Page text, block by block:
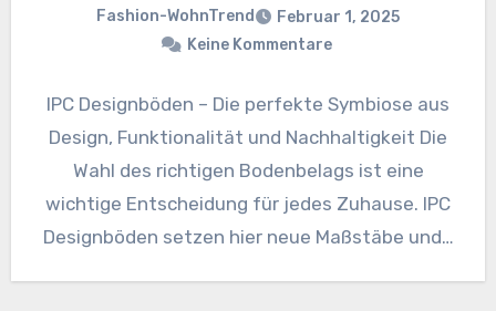
Fashion-WohnTrend
Februar 1, 2025
Keine Kommentare
IPC Designböden – Die perfekte Symbiose aus
Design, Funktionalität und Nachhaltigkeit Die
Wahl des richtigen Bodenbelags ist eine
wichtige Entscheidung für jedes Zuhause. IPC
Designböden setzen hier neue Maßstäbe und…